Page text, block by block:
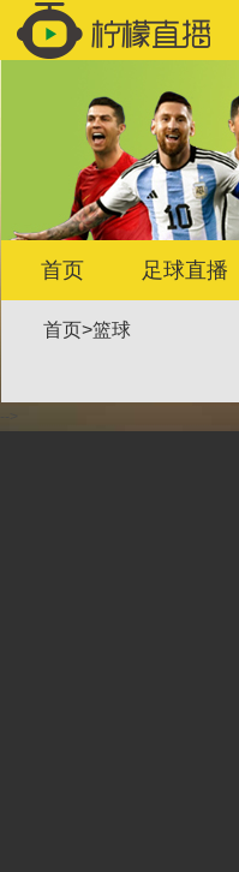
首页 足球直播
首页>篮球